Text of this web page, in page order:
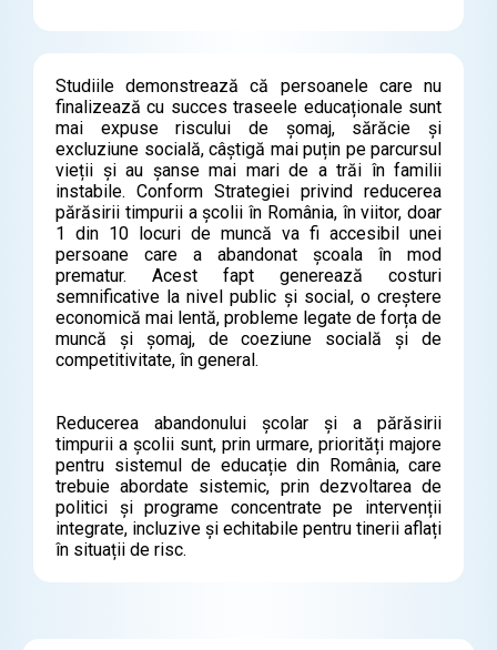
Studiile demonstrează că persoanele care nu
finalizează cu succes traseele educaționale sunt
mai expuse riscului de șomaj, sărăcie și
excluziune socială, câștigă mai puțin pe parcursul
vieții și au șanse mai mari de a trăi în familii
instabile. Conform Strategiei privind reducerea
părăsirii timpurii a școlii în România, în viitor, doar
1 din 10 locuri de muncă va fi accesibil unei
persoane care a abandonat școala în mod
prematur. Acest fapt generează costuri
semnificative la nivel public și social, o creștere
economică mai lentă, probleme legate de forța de
muncă și șomaj, de coeziune socială și de
competitivitate, în general.
Reducerea abandonului școlar și a părăsirii
timpurii a școlii sunt, prin urmare, priorități majore
pentru sistemul de educație din România, care
trebuie abordate sistemic, prin dezvoltarea de
politici și programe concentrate pe intervenții
integrate, incluzive și echitabile pentru tinerii aflați
în situații de risc.